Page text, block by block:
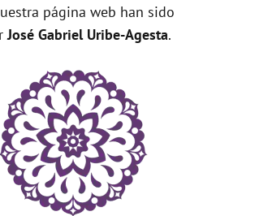
página web han sido
José Gabriel Uribe-Agesta.